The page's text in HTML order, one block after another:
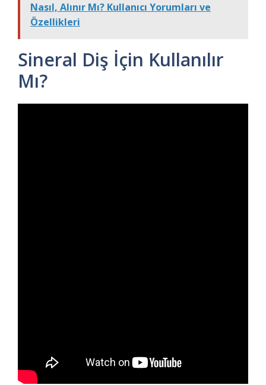
Nasıl, Alınır Mı? Kullanıcı Yorumları ve
Özellikleri
Sineral Diş İçin Kullanılır
Mı?